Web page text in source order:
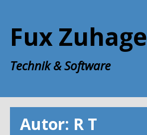
springen
Fux Zuhage
Technik & Software
Autor: R T